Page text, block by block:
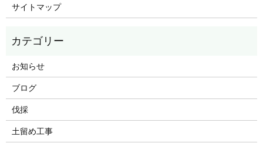
サイトマップ
お知らせ
ブログ
伐採
土留め工事